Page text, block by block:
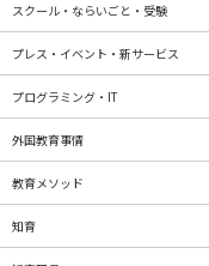
スクール・ならいごと・受験
プレス・イベント・新サービス
プログラミング・IT
外国教育事情
教育メソッド
知育